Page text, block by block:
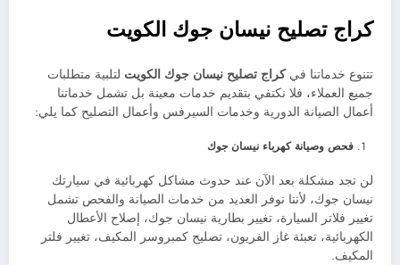
كراج تصليح نيسان جوك الكويت
تتنوع خدماتنا فيكراج تصليح نيسان جوك الكويت لتلبية متطلبات
جميع العملاء، فلا نكتفي بتقديم خدمات معينة بل تشمل خدماتنا
أعمال الصيانة الدورية وخدمات السيرفس وأعمال التصليح كما يلي:
فحص وصيانة كهرباء نيسان جوك
لن تجد مشكلة بعد الآن عند حدوث مشاكل كهربائية في سيارتك
نيسان جوك، لأننا نوفر العديد من خدمات الصيانة والفحص تشمل
تغيير فلاتر السيارة، تغيير بطارية نيسان جوك، إصلاح الأعطال
الكهربائية، تعبئة غاز الفريون، تصليح كمبروسر المكيف، تغيير فلتر
المكيف.